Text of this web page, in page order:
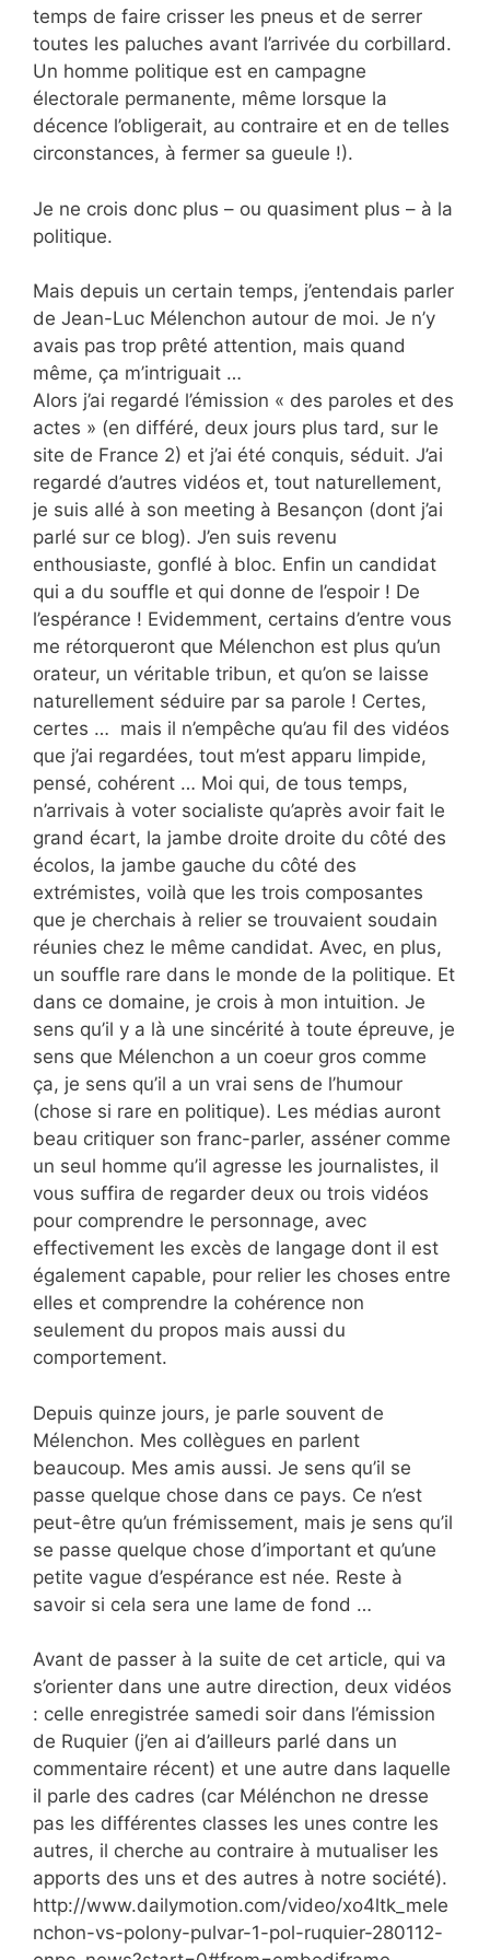
temps de faire crisser les pneus et de serrer
toutes les paluches avant l’arrivée du corbillard.
Un homme politique est en campagne
électorale permanente, même lorsque la
décence l’obligerait, au contraire et en de telles
circonstances, à fermer sa gueule !).
Je ne crois donc plus – ou quasiment plus – à la
politique.
Mais depuis un certain temps, j’entendais parler
de Jean-Luc Mélenchon autour de moi. Je n’y
avais pas trop prêté attention, mais quand
même, ça m’intriguait …
Alors j’ai regardé l’émission « des paroles et des
actes » (en différé, deux jours plus tard, sur le
site de France 2) et j’ai été conquis, séduit. J’ai
regardé d’autres vidéos et, tout naturellement,
je suis allé à son meeting à Besançon (dont j’ai
parlé sur ce blog). J’en suis revenu
enthousiaste, gonflé à bloc. Enfin un candidat
qui a du souffle et qui donne de l’espoir ! De
l’espérance ! Evidemment, certains d’entre vous
me rétorqueront que Mélenchon est plus qu’un
orateur, un véritable tribun, et qu’on se laisse
naturellement séduire par sa parole ! Certes,
certes … mais il n’empêche qu’au fil des vidéos
que j’ai regardées, tout m’est apparu limpide,
pensé, cohérent … Moi qui, de tous temps,
n’arrivais à voter socialiste qu’après avoir fait le
grand écart, la jambe droite droite du côté des
écolos, la jambe gauche du côté des
extrémistes, voilà que les trois composantes
que je cherchais à relier se trouvaient soudain
réunies chez le même candidat. Avec, en plus,
un souffle rare dans le monde de la politique. Et
dans ce domaine, je crois à mon intuition. Je
sens qu’il y a là une sincérité à toute épreuve, je
sens que Mélenchon a un coeur gros comme
ça, je sens qu’il a un vrai sens de l’humour
(chose si rare en politique). Les médias auront
beau critiquer son franc-parler, asséner comme
un seul homme qu’il agresse les journalistes, il
vous suffira de regarder deux ou trois vidéos
pour comprendre le personnage, avec
effectivement les excès de langage dont il est
également capable, pour relier les choses entre
elles et comprendre la cohérence non
seulement du propos mais aussi du
comportement.
Depuis quinze jours, je parle souvent de
Mélenchon. Mes collègues en parlent
beaucoup. Mes amis aussi. Je sens qu’il se
passe quelque chose dans ce pays. Ce n’est
peut-être qu’un frémissement, mais je sens qu’il
se passe quelque chose d’important et qu’une
petite vague d’espérance est née. Reste à
savoir si cela sera une lame de fond …
Avant de passer à la suite de cet article, qui va
s’orienter dans une autre direction, deux vidéos
: celle enregistrée samedi soir dans l’émission
de Ruquier (j’en ai d’ailleurs parlé dans un
commentaire récent) et une autre dans laquelle
il parle des cadres (car Mélénchon ne dresse
pas les différentes classes les unes contre les
autres, il cherche au contraire à mutualiser les
apports des uns et des autres à notre société).
http://www.dailymotion.com/video/xo4ltk_mele
nchon-vs-polony-pulvar-1-pol-ruquier-280112-